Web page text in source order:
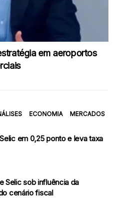
em aeroportos
ECONOMIA MERCADOS
em 0,25 ponto e leva taxa
Selic sob influência da
cenário fiscal